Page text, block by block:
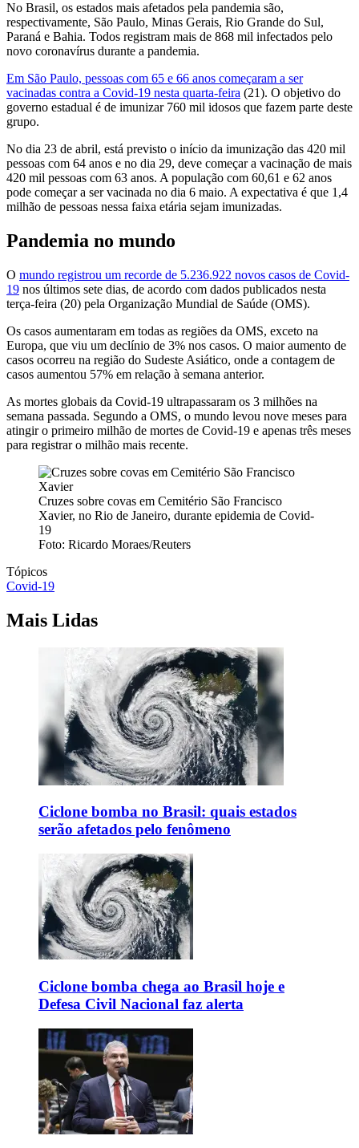
No Brasil, os estados mais afetados pela pandemia são,
respectivamente, São Paulo, Minas Gerais, Rio Grande do Sul,
Paraná e Bahia. Todos registram mais de 868 mil infectados pelo
novo coronavírus durante a pandemia.
Em São Paulo, pessoas com 65 e 66 anos começaram a ser
vacinadas contra a Covid-19 nesta quarta-feira (21). O objetivo do
governo estadual é de imunizar 760 mil idosos que fazem parte deste
grupo.
No dia 23 de abril, está previsto o início da imunização das 420 mil
pessoas com 64 anos e no dia 29, deve começar a vacinação de mais
420 mil pessoas com 63 anos. A população com 60,61 e 62 anos
pode começar a ser vacinada no dia 6 maio. A expectativa é que 1,4
milhão de pessoas nessa faixa etária sejam imunizadas.
Pandemia no mundo
O mundo registrou um recorde de 5.236.922 novos casos de Covid-
19 nos últimos sete dias, de acordo com dados publicados nesta
terça-feira (20) pela Organização Mundial de Saúde (OMS).
Os casos aumentaram em todas as regiões da OMS, exceto na
Europa, que viu um declínio de 3% nos casos. O maior aumento de
casos ocorreu na região do Sudeste Asiático, onde a contagem de
casos aumentou 57% em relação à semana anterior.
As mortes globais da Covid-19 ultrapassaram os 3 milhões na
semana passada. Segundo a OMS, o mundo levou nove meses para
atingir o primeiro milhão de mortes de Covid-19 e apenas três meses
para registrar o milhão mais recente.
Cruzes sobre covas em Cemitério São Francisco
Xavier, no Rio de Janeiro, durante epidemia de Covid-
19
Foto: Ricardo Moraes/Reuters
Tópicos
Covid-19
Mais Lidas
Ciclone bomba no Brasil: quais estados
serão afetados pelo fenômeno
Ciclone bomba chega ao Brasil hoje e
Defesa Civil Nacional faz alerta